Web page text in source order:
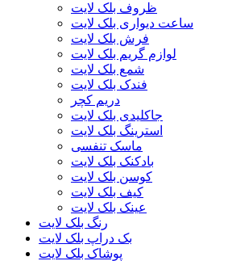
ظروف بلک لایت
ساعت دیواری بلک لایت
فرش بلک لایت
لوازم گریم بلک لایت
شمع بلک لایت
فندک بلک لایت
دریم کچر
جاکلیدی بلک لایت
استرینگ بلک لایت
ماسک تنفسی
بادکنک بلک لایت
کوسن بلک لایت
کیف بلک لایت
عینک بلک لایت
رنگ بلک لایت
بک دراپ بلک لایت
پوشاک بلک لایت